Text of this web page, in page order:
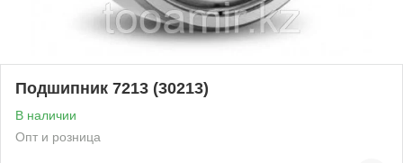
Подшипник 7213 (30213)
В наличии
Опт и розница